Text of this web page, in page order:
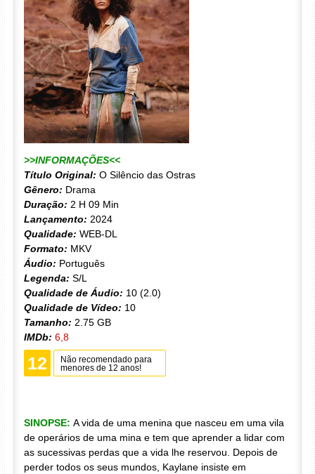
>>INFORMAÇÕES<<
Título Original: O Silêncio das Ostras
Gênero: Drama
Duração: 2 H 09 Min
Lançamento: 2024
Qualidade: WEB-DL
Formato: MKV
Áudio: Português
Legenda: S/L
Qualidade de Áudio: 10 (2.0)
Qualidade de Vídeo: 10
Tamanho: 2.75 GB
IMDb: 6,8
12
Não recomendado para
menores de 12 anos!
SINOPSE: A vida de uma menina que nasceu em uma vila
de operários de uma mina e tem que aprender a lidar com
as sucessivas perdas que a vida lhe reservou. Depois de
perder todos os seus mundos, Kaylane insiste em